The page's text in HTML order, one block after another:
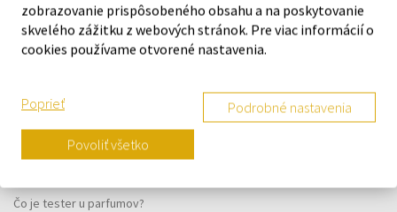
Vernostný systém
Všeobecné obchodné podmienky
Reklamačný formulár
Kedy obdržím objednaný tovar?
Čo je tester u parfumov?
zobrazovanie prispôsobeného obsahu a na poskytovanie
skvelého zážitku z webových stránok. Pre viac informácií o
cookies používame otvorené nastavenia.
Poprieť Podrobné nastavenia
Povoliť všetko